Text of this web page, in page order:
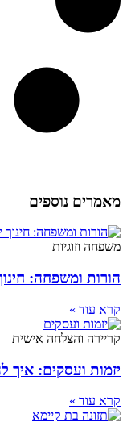
מאמרים נוספים
משפחה וזוגיות
הורות ומשפחה:
קרא עוד »
קריירה והצלחה אישית
יזמות ועסקים: איך
קרא עוד »